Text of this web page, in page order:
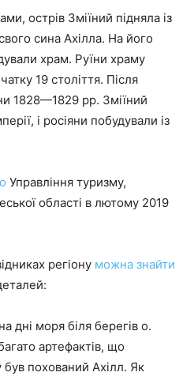
острів Зміїний підняла із
сина Ахілла. На його
храм. Руїни храму
19 століття. Після
1828—1829 рр. Зміїний
і росіяни побудували із
Управління туризму,
області в лютому 2019
регіону можна знайти
дні моря біля берегів о.
артефактів, що
похований Ахілл. Як